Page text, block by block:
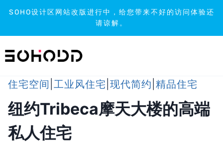
SOHO设计区网站改版进行中，给您带来不好的访问体验还
请谅解。
到
住宅空间 工业风住宅 现代简约 精品住宅
纽约Tribeca摩天大楼的高端
私人住宅